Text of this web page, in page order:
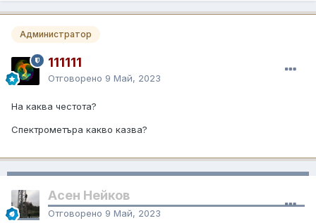
Администратор
111111
Отговорено 9 Май, 2023
На каква честота?
Спектрометъра какво казва?
Асен Нейков
Отговорено 9 Май, 2023